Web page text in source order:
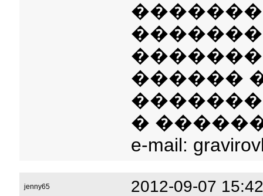
������
�
e-mail:
jenny65 2012-09-07